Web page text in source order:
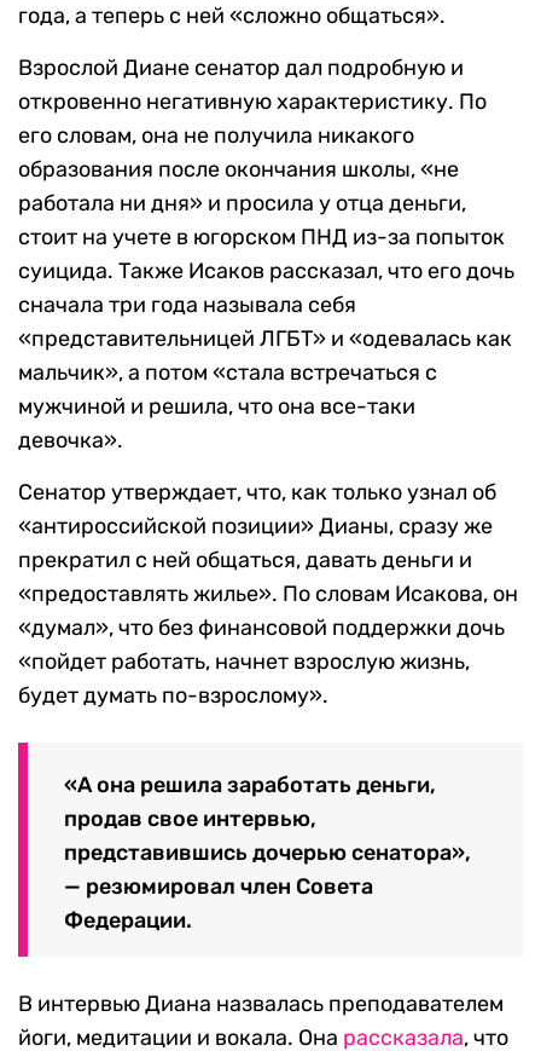
года, а теперь с ней «сложно общаться».
Взрослой Диане сенатор дал подробную и
откровенно негативную характеристику. По
его словам, она не получила никакого
образования после окончания школы, «не
работала ни дня» и просила у отца деньги,
стоит на учете в югорском ПНД из-за попыток
суицида. Также Исаков рассказал, что его дочь
сначала три года называла себя
«представительницей ЛГБТ» и «одевалась как
мальчик», а потом «стала встречаться с
мужчиной и решила, что она все-таки
девочка».
Сенатор утверждает, что, как только узнал об
«антироссийской позиции» Дианы, сразу же
прекратил с ней общаться, давать деньги и
«предоставлять жилье». По словам Исакова, он
«думал», что без финансовой поддержки дочь
«пойдет работать, начнет взрослую жизнь,
будет думать по-взрослому».
«А она решила заработать деньги,
продав свое интервью,
представившись дочерью сенатора»,
— резюмировал член Совета
Федерации.
В интервью Диана назвалась преподавателем
йоги, медитации и вокала. Она рассказала, что